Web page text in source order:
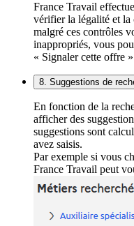
France Travail
vérifier la légalité et la
malgré ces contrôles
inappropriés, vous
« Signaler cette offre
8. Suggestions de
En fonction de la
afficher des
suggestions sont
avez saisis.
Par exemple si vous
France Travail peut